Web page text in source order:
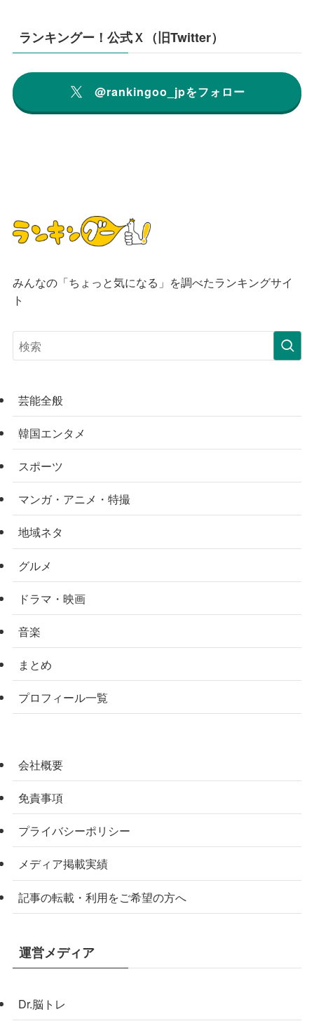
ランキングー！公式Ｘ（旧Twitter）
@rankingoo_jpをフォロー
みんなの「ちょっと気になる」を調べたランキングサイ
ト
芸能全般
韓国エンタメ
スポーツ
マンガ・アニメ・特撮
地域ネタ
グルメ
ドラマ・映画
音楽
まとめ
プロフィール一覧
会社概要
免責事項
プライバシーポリシー
メディア掲載実績
記事の転載・利用をご希望の方へ
運営メディア
Dr.脳トレ